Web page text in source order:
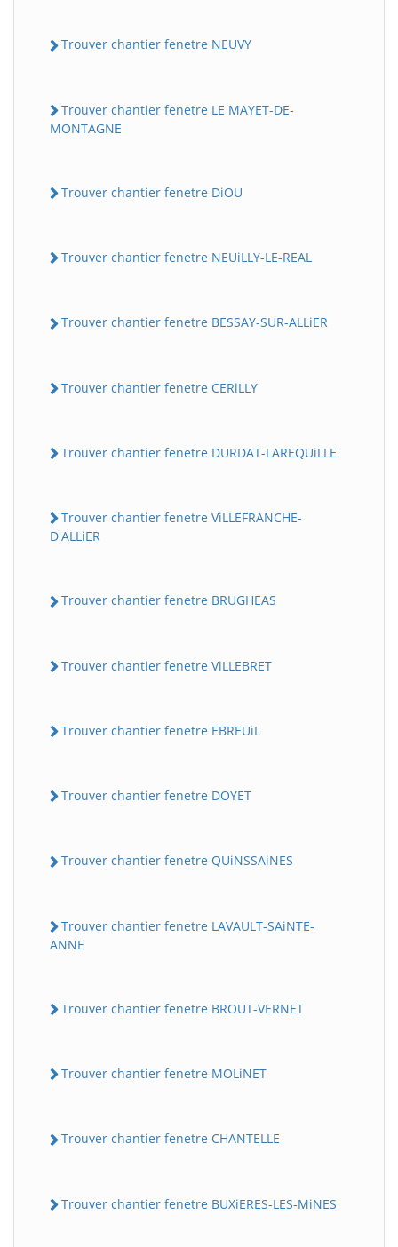
Trouver chantier fenetre NEUVY
Trouver chantier fenetre LE MAYET-DE-
MONTAGNE
Trouver chantier fenetre DiOU
Trouver chantier fenetre NEUiLLY-LE-REAL
Trouver chantier fenetre BESSAY-SUR-ALLiER
Trouver chantier fenetre CERiLLY
Trouver chantier fenetre DURDAT-LAREQUiLLE
Trouver chantier fenetre ViLLEFRANCHE-
D'ALLiER
Trouver chantier fenetre BRUGHEAS
Trouver chantier fenetre ViLLEBRET
Trouver chantier fenetre EBREUiL
Trouver chantier fenetre DOYET
Trouver chantier fenetre QUiNSSAiNES
Trouver chantier fenetre LAVAULT-SAiNTE-
ANNE
Trouver chantier fenetre BROUT-VERNET
Trouver chantier fenetre MOLiNET
Trouver chantier fenetre CHANTELLE
Trouver chantier fenetre BUXiERES-LES-MiNES